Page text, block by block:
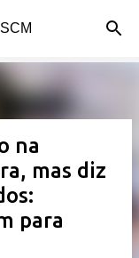
na
mas diz
para